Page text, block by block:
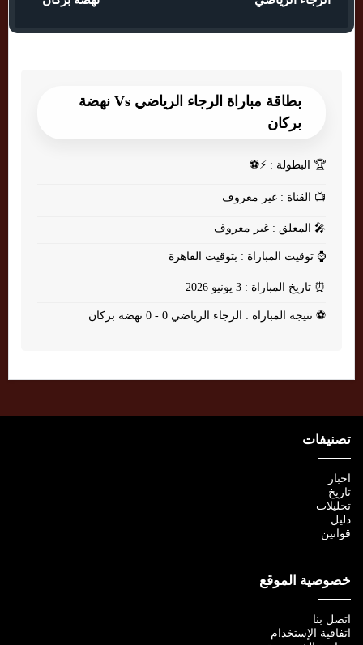
بطاقة مباراة الرجاء الرياضي Vs نهضة
بركان
🏆 البطولة : ⚡⚽
📺 القناة : غير معروف
🎤 المعلق : غير معروف
⌚ توقيت المباراة : بتوقيت القاهرة
⏰ تاريخ المباراة : 3 يونيو 2026
⚽ نتيجة المباراة : الرجاء الرياضي 0 - 0 نهضة بركان
تصنيفات
اخبار
تاريخ
تحليلات
دليل
قوانين
خصوصية الموقع
اتصل بنا
اتفاقية الإستخدام